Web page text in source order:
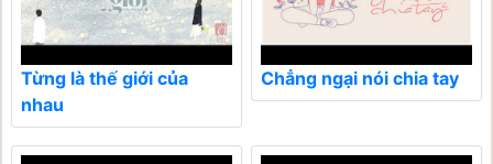
Từng là thế giới của
nhau
Chẳng ngại nói chia tay